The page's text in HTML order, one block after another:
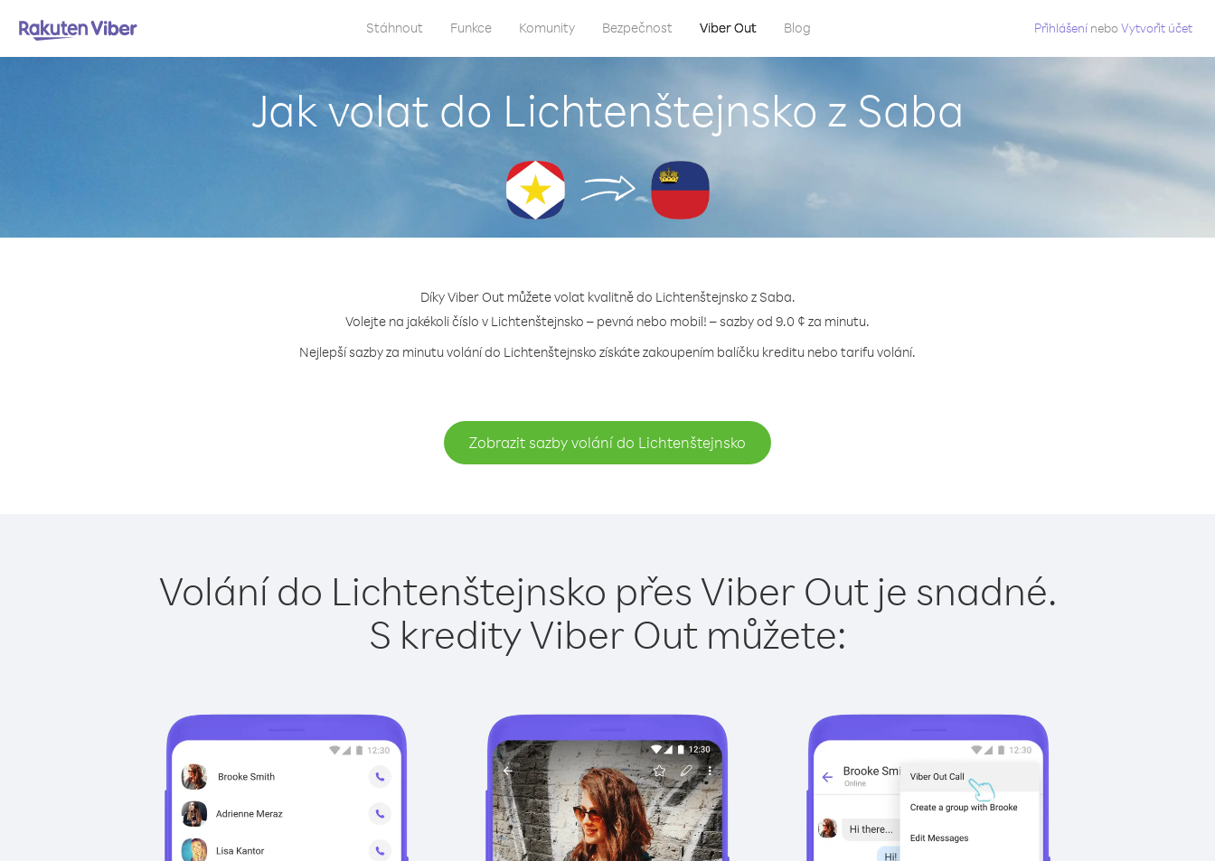
Stáhnout Funkce Komunity Bezpečnost Viber Out Blog Přihlášení neboVytvořit účet
Jak volat do Lichtenštejnsko z Saba
Díky Viber Out můžete volat kvalitně do Lichtenštejnsko z Saba.
Volejte na jakékoli číslo v Lichtenštejnsko – pevná nebo mobil! – sazby od 9.0 ¢ za minutu.
Nejlepší sazby za minutu volání do Lichtenštejnsko získáte zakoupením balíčku kreditu nebo tarifu volání.
Zobrazit sazby volání do Lichtenštejnsko
Volání do Lichtenštejnsko přes Viber Out je snadné.
S kredity Viber Out můžete: